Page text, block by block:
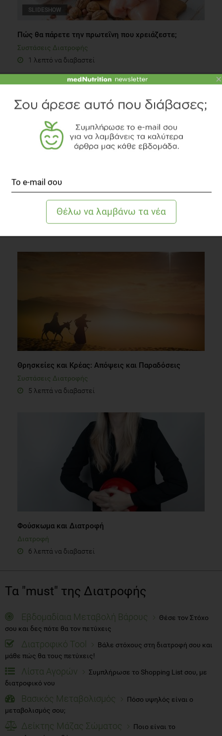
SLIDESHOW
Πώς θα πάρετε την πρωτεΐνη που χρειάζεστε;
Συστάσεις Διατροφής
1 λεπτό να διαβαστεί
Υπάρχουν αρνητικές επιπτώσεις αν περιορίσετε τις
θερμίδες που καταναλώνετε;
Θρησκείες και Κρέας: Απόψεις και Παραδόσεις
Συστάσεις Διατροφής
5 λεπτά να διαβαστεί
Φούσκωμα και Διατροφή
Διατροφή
6 λεπτά να διαβαστεί
Τα "must" της Διατροφής
Εβδομαδίαια Μεταβολή Βάρους
Θέσε τον Στόχο
σου και δες πότε θα τον πετύχεις
Διατροφικό Tool
Βάλε στόχους στη διατροφή σου και
μάθε πώς θα τους πετύχεις!
Λίστα Αγορών
Συμπλήρωσε το Shopping List σου, με
διατροφικό νου
Βασικός Μεταβολισμός
Πόσο υψηλός είναι ο
μεταβολισμός σου;
Δείκτης Μάζας Σώματος
Ποιο είναι το
×